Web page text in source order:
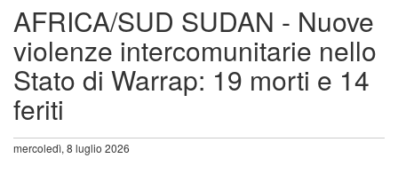
AFRICA/SUD SUDAN - Nuove
violenze intercomunitarie nello
Stato di Warrap: 19 morti e 14
feriti
mercoledì, 8 luglio 2026